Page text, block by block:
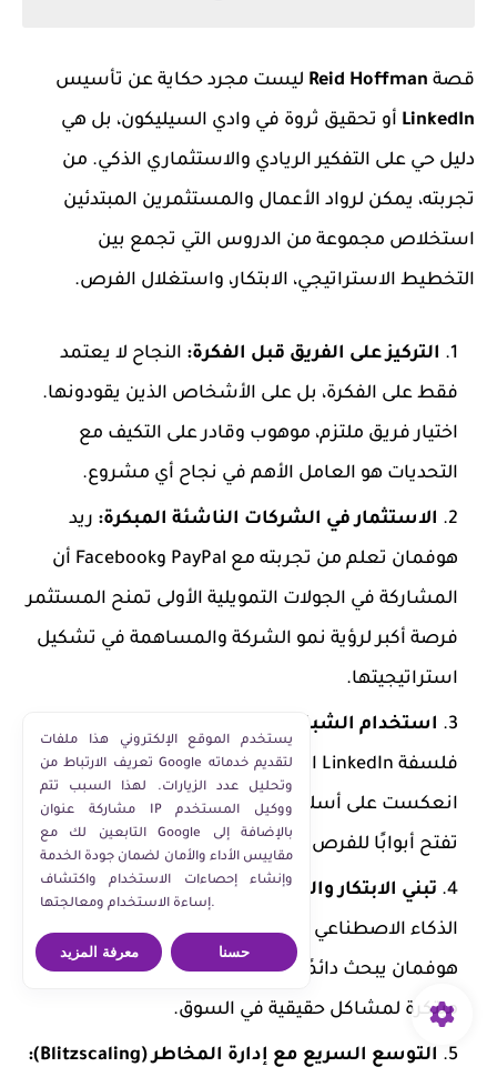
قصة Reid Hoffman ليست مجرد حكاية عن تأسيس
LinkedIn أو تحقيق ثروة في وادي السيليكون، بل هي
دليل حي على التفكير الريادي والاستثماري الذكي. من
تجربته، يمكن لرواد الأعمال والمستثمرين المبتدئين
استخلاص مجموعة من الدروس التي تجمع بين
التخطيط الاستراتيجي، الابتكار، واستغلال الفرص.
التركيز على الفريق قبل الفكرة: النجاح لا يعتمد
فقط على الفكرة، بل على الأشخاص الذين يقودونها.
اختيار فريق ملتزم، موهوب وقادر على التكيف مع
التحديات هو العامل الأهم في نجاح أي مشروع.
الاستثمار في الشركات الناشئة المبكرة: ريد
هوفمان تعلم من تجربته مع PayPal وFacebook أن
المشاركة في الجولات التمويلية الأولى تمنح المستثمر
فرصة أكبر لرؤية نمو الشركة والمساهمة في تشكيل
استراتيجيتها.
استخدام الشبكات والعلاقات كمصدر للفرص:
فلسفة LinkedIn المبنية على الشبكات المهنية
انعكست على أسلوبه في الاستثمار؛ العلاقات القوية
تفتح أبوابًا للفرص الجديدة والشراكات الاستراتيجية.
تبني الابتكار والتكنولوجيا الحديثة:
سواء في مجال
الذكاء الاصطناعي التوليدي أو الاقتصاد التشاركي،
هوفمان يبحث دائمًا عن الشركات التي تقدم حلولًا
مبتكرة لمشاكل حقيقية في السوق.
التوسع السريع مع إدارة المخاطر (Blitzscaling):
يستخدم الموقع الإلكتروني هذا ملفات
تعريف الارتباط من Google لتقديم خدماته
وتحليل عدد الزيارات. لهذا السبب تتم
مشاركة عنوان IP ووكيل المستخدم
التابعين لك مع Google بالإضافة إلى
مقاييس الأداء والأمان لضمان جودة الخدمة
وإنشاء إحصاءات الاستخدام واكتشاف
إساءة الاستخدام ومعالجتها.
معرفة المزيد حسنا